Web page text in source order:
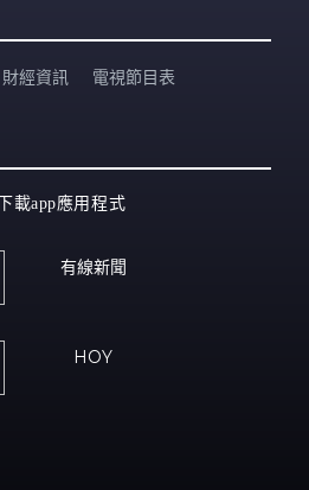
財經資訊 電視節目表
載app應用程式
有線新聞
HOY